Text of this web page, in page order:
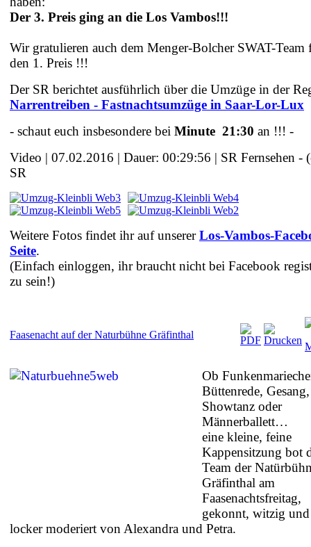
Der 3. Preis ging an die Los Vambos!!!
Wir gratulieren auch dem Menger-Bolcher SWAT-Team
den 1. Preis !!!
Der SR berichtet ausführlich über die Umzüge in der
Narrentreiben - Fastnachtsumzüge in Saar-Lor-Lux
- schaut euch insbesondere bei Minute 21:30 an !!! -
Video | 07.02.2016 | Dauer: 00:29:56 | SR Fernsehen -
SR
Weitere Fotos findet ihr auf unsererLos-Vambos-
Seite.
(Einfach einloggen, ihr braucht nicht bei Facebook
zu sein!)
Faasenacht auf der Naturbühne Gräfinthal
Ob
Büttenrede, Gesang,
Showtanz oder
Männerballett…
eine kleine, feine
Kappensitzung bot
Team der
Gräfinthal am
Faasenachtsfreitag,
gekonnt, witzig und
locker moderiert von Alexandra und Petra.